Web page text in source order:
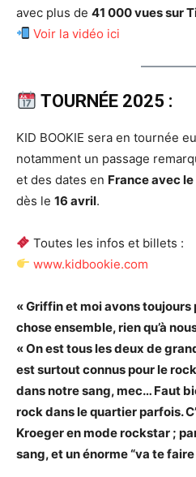
avec plus de 41 000 vues sur
Voir la vidéo ici
TOURNÉE 2025 :
KID BOOKIE sera en tournée
notamment un passage
et des dates en France avec
dès le 16 avril.
Toutes les infos et billets :
www.kidbookie.com
« Griffin et moi avons
chose ensemble, rien qu’à
« On est tous les deux de
est surtout connus pour le
dans notre sang, mec… Faut
rock dans le quartier parfois.
Kroeger en mode rockstar ;
sang, et un énorme “va te faire